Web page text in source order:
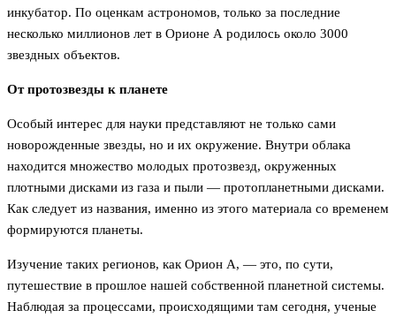
инкубатор. По оценкам астрономов, только за последние
несколько миллионов лет в Орионе А родилось около 3000
звездных объектов.
От протозвезды к планете
Особый интерес для науки представляют не только сами
новорожденные звезды, но и их окружение. Внутри облака
находится множество молодых протозвезд, окруженных
плотными дисками из газа и пыли — протопланетными дисками.
Как следует из названия, именно из этого материала со временем
формируются планеты.
Изучение таких регионов, как Орион А, — это, по сути,
путешествие в прошлое нашей собственной планетной системы.
Наблюдая за процессами, происходящими там сегодня, ученые